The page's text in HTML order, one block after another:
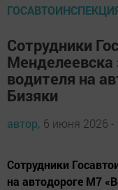
Сотрудники
Менделеевска
водителя на
Бизяки
автор, 6 июня 2026 -
Сотрудники
на автодороге М7